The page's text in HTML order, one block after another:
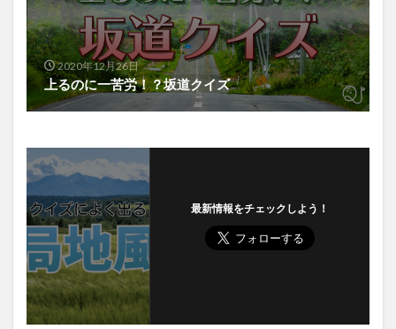
2020年12月26日
上るのに一苦労！？坂道クイズ
最新情報をチェックしよう！